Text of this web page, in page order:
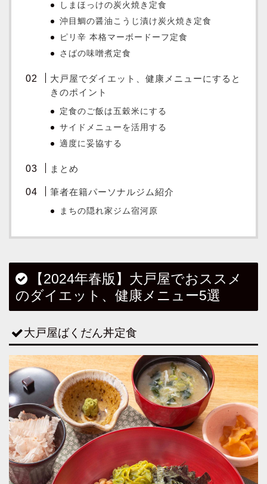
しまほっけの炭火焼き定食
沖目鯛の醤油こうじ漬け炭火焼き定食
ピリ辛 本格マーボードーフ定食
さばの味噌煮定食
大戸屋でダイエット、健康メニューにすると
きのポイント
定食のご飯は五穀米にする
サイドメニューを活用する
適度に妥協する
まとめ
筆者在籍パーソナルジム紹介
まちの隠れ家ジム宿河原
【2024年春版】大戸屋でおススメ
のダイエット、健康メニュー5選
大戸屋ばくだん丼定食